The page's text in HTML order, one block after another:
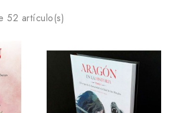
52 artículo(s)